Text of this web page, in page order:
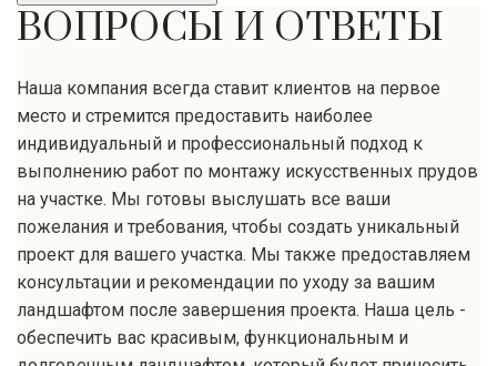
ВОПРОСЫ И ОТВЕТЫ
Наша компания всегда ставит клиентов на первое
место и стремится предоставить наиболее
индивидуальный и профессиональный подход к
выполнению работ по монтажу искусственных прудов
на участке. Мы готовы выслушать все ваши
пожелания и требования, чтобы создать уникальный
проект для вашего участка. Мы также предоставляем
консультации и рекомендации по уходу за вашим
ландшафтом после завершения проекта. Наша цель -
обеспечить вас красивым, функциональным и